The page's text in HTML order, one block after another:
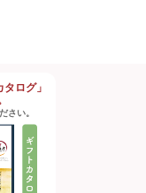
ログ」
さい。